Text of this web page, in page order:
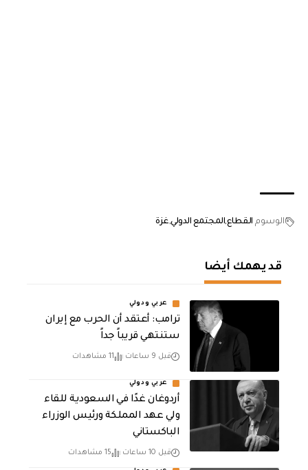
الوسوم القطاعالمجتمع الدولي غزة
قد يهمك أيضا
عربي ودولي
‏ترامب: أعتقد أن الحرب مع إيران
ستنتهي قريباً جداً
قبل 9 ساعات 11 مشاهدات
عربي ودولي
أردوغان غدًا في السعودية للقاء
ولي عهد المملكة ورئيس الوزراء
الباكستاني
قبل 10 ساعات 15 مشاهدات